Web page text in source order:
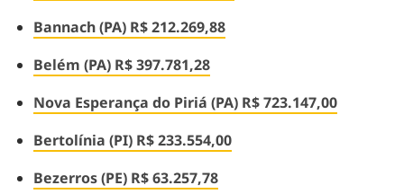
Bannach (PA) R$ 212.269,88
Belém (PA) R$ 397.781,28
Nova Esperança do Piriá (PA) R$ 723.147,00
Bertolínia (PI) R$ 233.554,00
Bezerros (PE) R$ 63.257,78